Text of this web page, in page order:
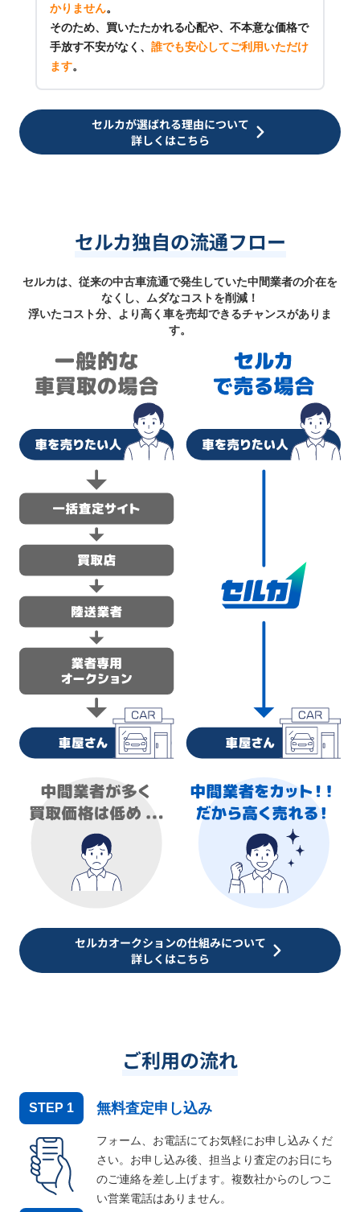
かりません。
そのため、買いたたかれる心配や、不本意な価格で
手放す不安がなく、 誰でも安心してご利用いただけ
ます。
セルカが選ばれる理由について
詳しくはこちら
セルカ独自の流通フロー
セルカは、従来の中古車流通で発生していた中間業者の介在を
なくし、ムダなコストを削減！
浮いたコスト分、より高く車を売却できるチャンスがありま
す。
セルカオークションの仕組みについて
詳しくはこちら
ご利用の流れ
STEP 1 無料査定申し込み
フォーム、お電話にてお気軽にお申し込みくだ
さい。お申し込み後、担当より査定のお日にち
のご連絡を差し上げます。複数社からのしつこ
い営業電話はありません。